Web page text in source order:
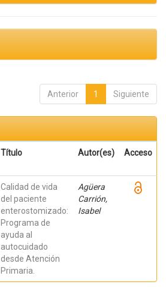
Anterior 1 Siguiente
Título Autor(es) Acceso
Calidad de vida
del paciente
enterostomizado:
Programa de
ayuda al
autocuidado
desde Atención
Primaria.
Agüera
Carrión,
Isabel